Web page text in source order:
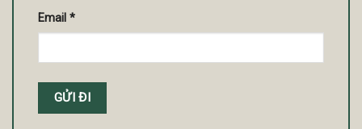
Email *